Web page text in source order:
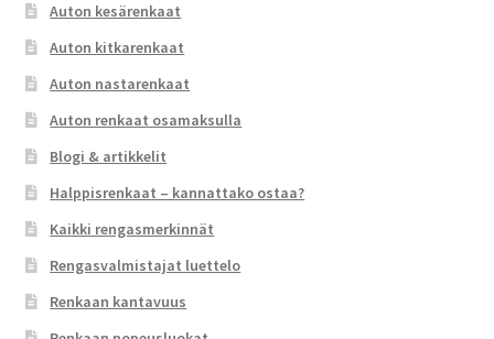
Auton kesärenkaat
Auton kitkarenkaat
Auton nastarenkaat
Auton renkaat osamaksulla
Blogi & artikkelit
Halppisrenkaat – kannattako ostaa?
Kaikki rengasmerkinnät
Rengasvalmistajat luettelo
Renkaan kantavuus